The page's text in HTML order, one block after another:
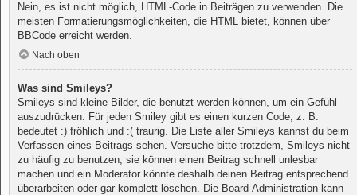
Nein, es ist nicht möglich, HTML-Code in Beiträgen zu verwenden. Die
meisten Formatierungsmöglichkeiten, die HTML bietet, können über
BBCode erreicht werden.
Nach oben
Was sind Smileys?
Smileys sind kleine Bilder, die benutzt werden können, um ein Gefühl
auszudrücken. Für jeden Smiley gibt es einen kurzen Code, z. B.
bedeutet :) fröhlich und :( traurig. Die Liste aller Smileys kannst du beim
Verfassen eines Beitrags sehen. Versuche bitte trotzdem, Smileys nicht
zu häufig zu benutzen, sie können einen Beitrag schnell unlesbar
machen und ein Moderator könnte deshalb deinen Beitrag entsprechend
überarbeiten oder gar komplett löschen. Die Board-Administration kann